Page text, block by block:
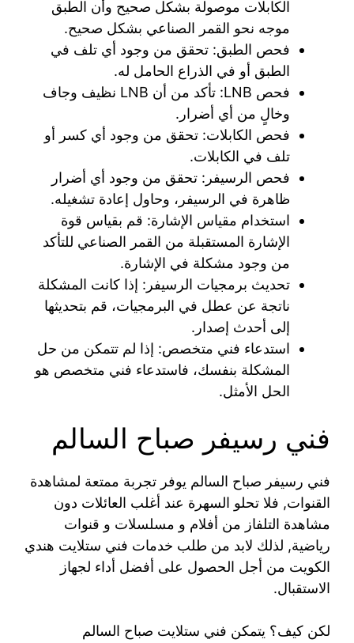
الكابلات موصولة بشكل صحيح وأن الطبق
موجه نحو القمر الصناعي بشكل صحيح.
فحص الطبق: تحقق من وجود أي تلف في
الطبق أو في الذراع الحامل له.
فحص LNB: تأكد من أن LNB نظيف وجاف
وخالٍ من أي أضرار.
فحص الكابلات: تحقق من وجود أي كسر أو
تلف في الكابلات.
فحص الرسيفر: تحقق من وجود أي أضرار
ظاهرة في الرسيفر، وحاول إعادة تشغيله.
استخدام مقياس الإشارة: قم بقياس قوة
الإشارة المستقبلة من القمر الصناعي للتأكد
من وجود مشكلة في الإشارة.
تحديث برمجيات الرسيفر: إذا كانت المشكلة
ناتجة عن عطل في البرمجيات، قم بتحديثها
إلى أحدث إصدار.
استدعاء فني متخصص: إذا لم تتمكن من حل
المشكلة بنفسك، فاستدعاء فني متخصص هو
الحل الأمثل.
فني رسيفر صباح السالم
فني رسيفر صباح السالم يوفر تجربة ممتعة لمشاهدة
القنوات, فلا تحلو السهرة عند أغلب العائلات دون
مشاهدة التلفاز من أفلام و مسلسلات و قنوات
رياضية, لذلك لابد من طلب خدمات فني ستلايت هندي
الكويت من أجل الحصول على أفضل أداء لجهاز
الاستقبال.
لكن كيف؟ يتمكن فني ستلايت صباح السالم